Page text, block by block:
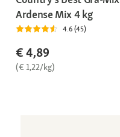
Ardense Mix 4 kg
4.6 (45)
€ 4,89
(€ 1,22/kg)